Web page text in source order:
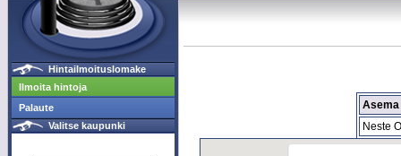
Hintailmoituslomake
Ilmoita hintoja
Palaute
Valitse kaupunki
Asema
Neste